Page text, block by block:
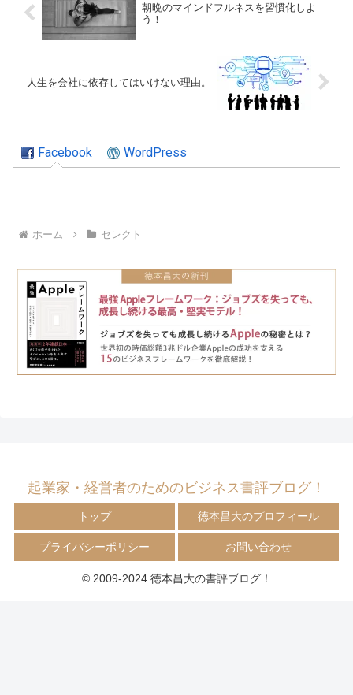
朝晩のマインドフルネスを習慣化しよ
う！
人生を会社に依存してはいけない理由。
Facebook WordPress
ホーム セレクト
起業家・経営者のためのビジネス書評ブログ！
トップ 徳本昌大のプロフィール
プライバシーポリシー お問い合わせ
© 2009-2024 徳本昌大の書評ブログ！